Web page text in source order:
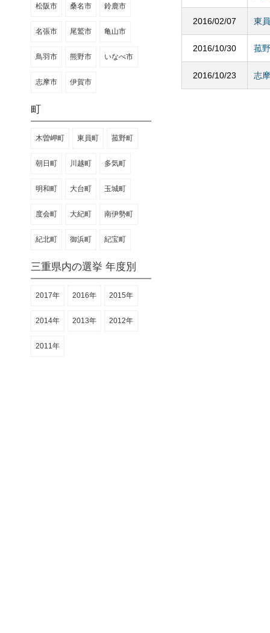
松阪市 桑名市 鈴鹿市
名張市 尾鷲市 亀山市
鳥羽市 熊野市 いなべ市
志摩市 伊賀市
町
木曽岬町 東員町 菰野町
朝日町 川越町 多気町
明和町 大台町 玉城町
度会町 大紀町 南伊勢町
紀北町 御浜町 紀宝町
三重県内の選挙 年度別
2017年 2016年 2015年
2014年 2013年 2012年
2011年
2016/02/07 東
2016/10/30 菰
2016/10/23 志